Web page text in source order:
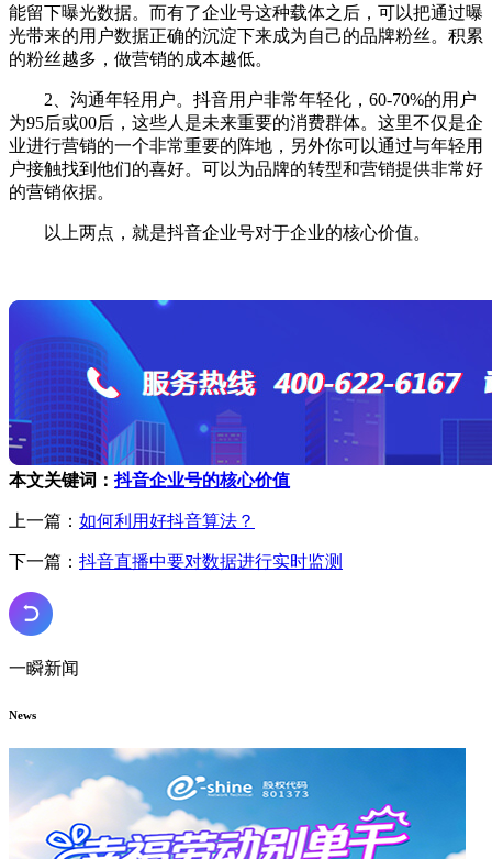
能留下曝光数据。而有了企业号这种载体之后，可以把通过曝
光带来的用户数据正确的沉淀下来成为自己的品牌粉丝。积累
的粉丝越多，做营销的成本越低。
2、沟通年轻用户。抖音用户非常年轻化，60-70%的用户
为95后或00后，这些人是未来重要的消费群体。这里不仅是企
业进行营销的一个非常重要的阵地，另外你可以通过与年轻用
户接触找到他们的喜好。可以为品牌的转型和营销提供非常好
的营销依据。
以上两点，就是抖音企业号对于企业的核心价值。
本文关键词：抖音企业号的核心价值
上一篇： 如何利用好抖音算法？
下一篇： 抖音直播中要对数据进行实时监测
一瞬新闻
News